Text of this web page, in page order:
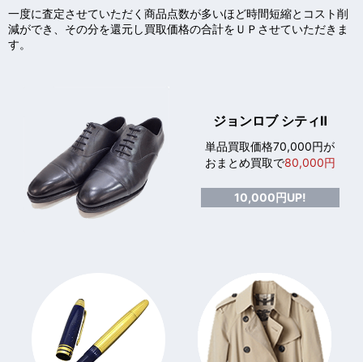
一度に査定させていただく商品点数が多いほど時間短縮とコスト削
減ができ、 その分を還元し買取価格の合計をＵＰさせていただきま
す。
ジョンロブ シティⅡ
単品買取価格70,000円が
おまとめ買取で80,000円
10,000円UP!